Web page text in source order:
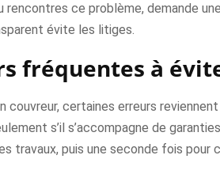
rencontres ce problème, demande
évite les litiges.
fréquentes à
couvreur, certaines erreurs
s’il s’accompagne de
travaux, puis une seconde fois pour